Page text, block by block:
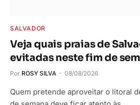
SALVADOR
Veja quais praias de
evitadas neste fim de
Por ROSY SILVA 08/08/2026
Quem pretende aproveitar o litoral